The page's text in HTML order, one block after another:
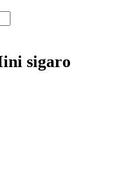
sigaro